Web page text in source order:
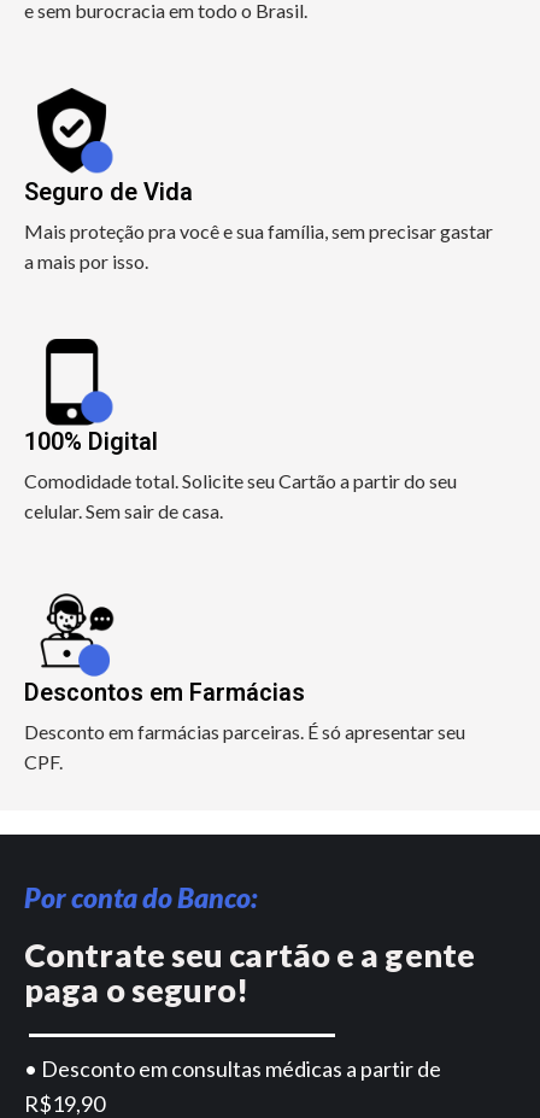
e sem burocracia em todo o Brasil.
Seguro de Vida
Mais proteção pra você e sua família, sem precisar gastar
a mais por isso.
100% Digital
Comodidade total. Solicite seu Cartão a partir do seu
celular. Sem sair de casa.
Descontos em Farmácias
Desconto em farmácias parceiras. É só apresentar seu
CPF.
Por conta do Banco:
Contrate seu cartão e a gente
paga o seguro!
• Desconto em consultas médicas a partir de
R$19,90